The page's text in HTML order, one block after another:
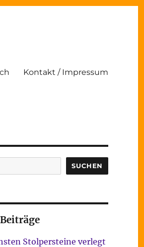
Kontakt / Impressum
SUCHEN
Stolpersteine verlegt